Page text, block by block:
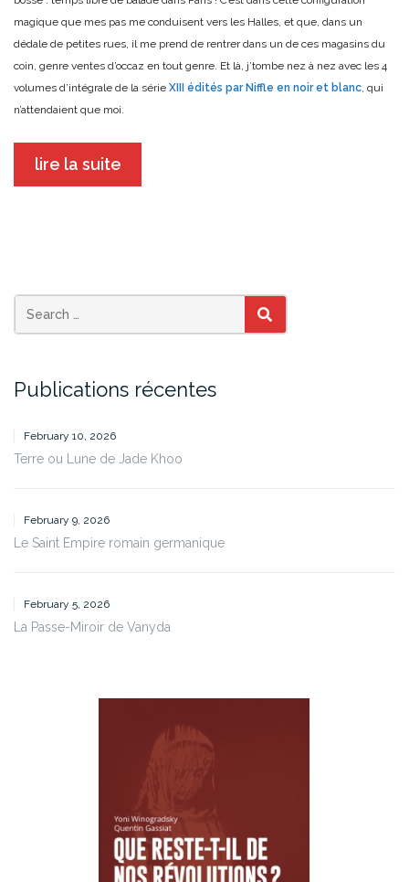
magique que mes pas me conduisent vers les Halles, et que, dans un
dédale de petites rues, il me prend de rentrer dans un de ces magasins du
coin, genre ventes d’occaz en tout genre. Et là, j’tombe nez à nez avec les 4
volumes d’intégrale de la série XIII édités par Niffle en noir et blanc , qui
n’attendaient que moi.
lire la suite
SEARCH
Publications récentes
February 10, 2026
Terre ou Lune de Jade Khoo
February 9, 2026
Le Saint Empire romain germanique
February 5, 2026
La Passe-Miroir de Vanyda